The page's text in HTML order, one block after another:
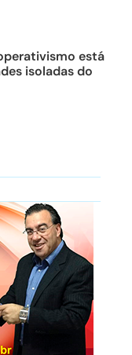
está
isoladas do